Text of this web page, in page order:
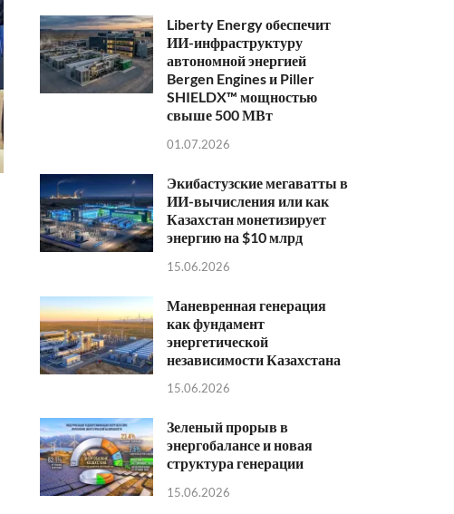
Liberty Energy обеспечит
ИИ-инфраструктуру
автономной энергией
Bergen Engines и Piller
SHIELDX™ мощностью
свыше 500 МВт
01.07.2026
Экибастузские мегаватты в
ИИ-вычисления или как
Казахстан монетизирует
энергию на $10 млрд
15.06.2026
Маневренная генерация
как фундамент
энергетической
независимости Казахстана
15.06.2026
Зеленый прорыв в
энергобалансе и новая
структура генерации
15.06.2026